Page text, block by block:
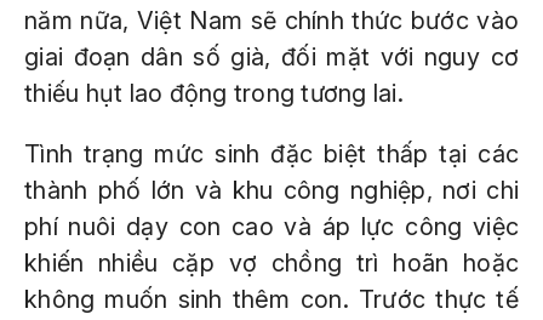
năm nữa, Việt Nam sẽ chính thức bước vào
giai đoạn dân số già, đối mặt với nguy cơ
thiếu hụt lao động trong tương lai.
Tình trạng mức sinh đặc biệt thấp tại các
thành phố lớn và khu công nghiệp, nơi chi
phí nuôi dạy con cao và áp lực công việc
khiến nhiều cặp vợ chồng trì hoãn hoặc
không muốn sinh thêm con. Trước thực tế